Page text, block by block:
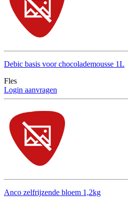
Debic basis voor chocolademousse 1L
Fles
Login aanvragen
Anco zelfrijzende bloem 1,2kg